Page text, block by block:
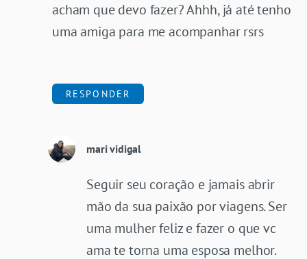
acham que devo fazer? Ahhh, já até tenho
uma amiga para me acompanhar rsrs
RESPONDER
mari vidigal
Seguir seu coração e jamais abrir
mão da sua paixão por viagens. Ser
uma mulher feliz e fazer o que vc
ama te torna uma esposa melhor.